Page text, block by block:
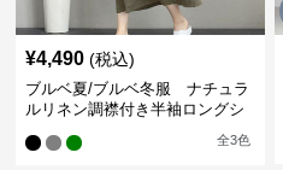
¥4,490 (税込)
ブルベ夏/ブルベ冬服 ナチュラ
ルリネン調襟付き半袖ロングシ
全3色